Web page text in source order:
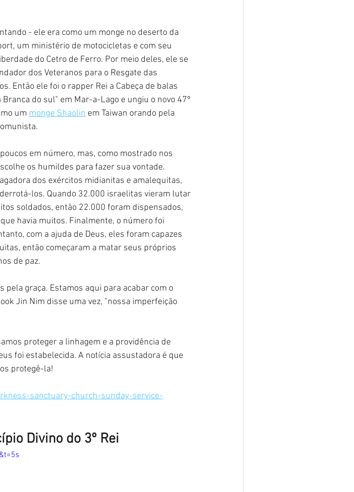
- ele era como um monge no deserto da
um ministério de motocicletas e com seu
do Cetro de Ferro. Por meio deles, ele se
dos Veteranos para o Resgate das
Então ele foi o rapper Rei a Cabeça de balas
do sul" em Mar-a-Lago e ungiu o novo 47º
um monge Shaolin em Taiwan orando pela
em número, mas, como mostrado nos
os humildes para fazer sua vontade.
dos exércitos midianitas e amalequitas,
los. Quando 32.000 israelitas vieram lutar
soldados, então 22.000 foram dispensados,
havia muitos. Finalmente, o número foi
com a ajuda de Deus, eles foram capazes
então começaram a matar seus próprios
de paz.
graça. Estamos aqui para acabar com o
Jin Nim disse uma vez, "nossa imperfeição
proteger a linhagem e a providência de
foi estabelecida. A notícia assustadora é que
protegê-la!
sanctuary-church-sunday-service-
Divino do 3º Rei